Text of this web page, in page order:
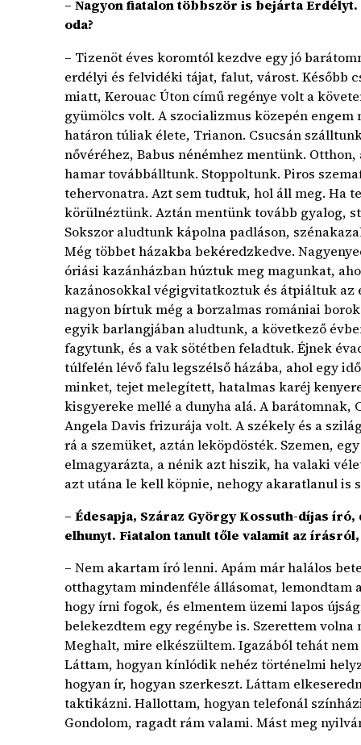
– Nagyon fiatalon többször is bejárta
oda?
– Tizenöt éves koromtól kezdve egy jó
erdélyi és felvidéki tájat, falut, várost. Később
miatt, Kerouac Úton című regénye volt a
gyümölcs volt. A szocializmus közepén
határon túliak élete, Trianon. Csucsán
nővéréhez, Babus nénémhez mentünk.
hamar továbbálltunk. Stoppoltunk. Piros
tehervonatra. Azt sem tudtuk, hol áll meg. Ha
körülnéztünk. Aztán mentünk tovább gyalog,
Sokszor aludtunk kápolna padláson,
Még többet házakba bekéredzkedve.
óriási kazánházban húztuk meg magunkat,
kazánosokkal végigvitatkoztuk és átpiáltuk az
nagyon bírtuk még a borzalmas romániai
egyik barlangjában aludtunk, a következő
fagytunk, és a vak sötétben feladtuk. Éjnek
túlfelén lévő falu legszélső házába, ahol egy
minket, tejet melegített, hatalmas karéj
kisgyereke mellé a dunyha alá. A barátomnak,
Angela Davis frizurája volt. A székely és a
rá a szemüket, aztán leköpdösték. Szemen,
elmagyarázta, a nénik azt hiszik, ha valaki
azt utána le kell köpnie, nehogy akaratlanul is
– Édesapja, Száraz György Kossuth-díjas
elhunyt. Fiatalon tanult tőle valamit az
– Nem akartam író lenni. Apám már halálos
otthagytam mindenféle állásomat, lemondtam
hogy írni fogok, és elmentem üzemi lapos
belekezdtem egy regénybe is. Szerettem
Meghalt, mire elkészültem. Igazából tehát
Láttam, hogyan kínlódik nehéz történelmi
hogyan ír, hogyan szerkeszt. Láttam
taktikázni. Hallottam, hogyan telefonál
Gondolom, ragadt rám valami. Mást meg